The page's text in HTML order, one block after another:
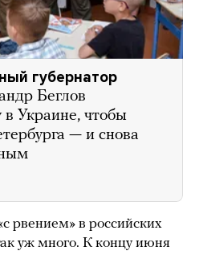
губернатор
Беглов
в Украине, чтобы
— и снова
рвением» в российских
уж много. К концу июня